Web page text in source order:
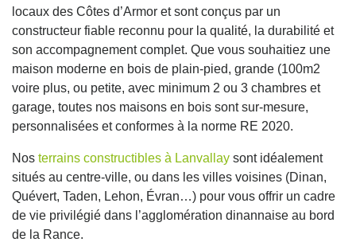
locaux des Côtes d’Armor et sont conçus par un
constructeur fiable reconnu pour la qualité, la durabilité et
son accompagnement complet. Que vous souhaitiez une
maison moderne en bois de plain-pied, grande (100m2
voire plus, ou petite, avec minimum 2 ou 3 chambres et
garage, toutes nos maisons en bois sont sur-mesure,
personnalisées et conformes à la norme RE 2020.
Nos terrains constructibles à Lanvallay sont idéalement
situés au centre-ville, ou dans les villes voisines (Dinan,
Quévert, Taden, Lehon, Évran…) pour vous offrir un cadre
de vie privilégié dans l’agglomération dinannaise au bord
de la Rance.